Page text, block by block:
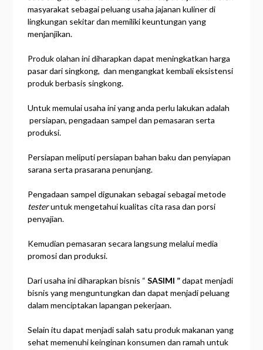
masyarakat sebagai peluang usaha jajanan kuliner di
lingkungan sekitar dan memiliki keuntungan yang
menjanjikan.
Produk olahan ini diharapkan dapat meningkatkan harga
pasar dari singkong, dan mengangkat kembali eksistensi
produk berbasis singkong.
Untuk memulai usaha ini yang anda perlu lakukan adalah
persiapan, pengadaan sampel dan pemasaran serta
produksi.
Persiapan meliputi persiapan bahan baku dan penyiapan
sarana serta prasarana penunjang.
Pengadaan sampel digunakan sebagai sebagai metode
testeruntuk mengetahui kualitas cita rasa dan porsi
penyajian.
Kemudian pemasaran secara langsung melalui media
promosi dan produksi.
Dari usaha ini diharapkan bisnis “ SASIMI ”dapat menjadi
bisnis yang menguntungkan dan dapat menjadi peluang
dalam menciptakan lapangan pekerjaan.
Selain itu dapat menjadi salah satu produk makanan yang
sehat memenuhi keinginan konsumen dan ramah untuk